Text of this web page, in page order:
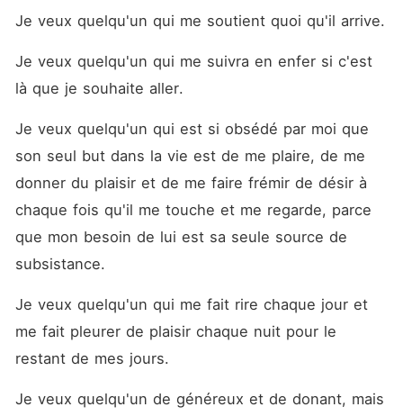
Je veux quelqu'un qui me soutient quoi qu'il arrive.
Je veux quelqu'un qui me suivra en enfer si c'est
là que je souhaite aller.
Je veux quelqu'un qui est si obsédé par moi que
son seul but dans la vie est de me plaire, de me
donner du plaisir et de me faire frémir de désir à
chaque fois qu'il me touche et me regarde, parce
que mon besoin de lui est sa seule source de
subsistance.
Je veux quelqu'un qui me fait rire chaque jour et
me fait pleurer de plaisir chaque nuit pour le
restant de mes jours.
Je veux quelqu'un de généreux et de donant, mais